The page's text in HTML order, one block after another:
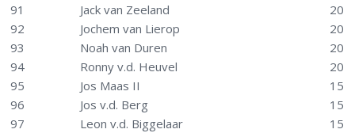
91
Jack van Zeeland
20
92
Jochem van Lierop
20
93
Noah van Duren
20
94
Ronny v.d. Heuvel
20
95
Jos Maas II
15
96
Jos v.d. Berg
15
97
Leon v.d. Biggelaar
15